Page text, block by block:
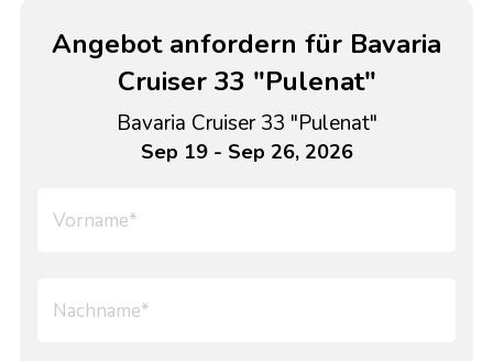
Angebot anfordern für Bavaria
Cruiser 33 "Pulenat"
Bavaria Cruiser 33 "Pulenat"
Sep 19 - Sep 26, 2026